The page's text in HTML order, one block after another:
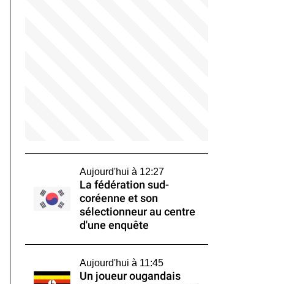
Aujourd'hui à 12:27
La fédération sud-
coréenne et son
sélectionneur au centre
d'une enquête
Aujourd'hui à 11:45
Un joueur ougandais